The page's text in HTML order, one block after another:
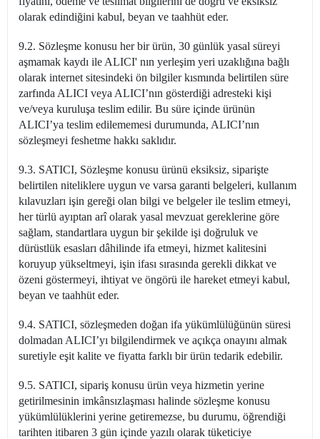
olarak edindiğini kabul, beyan ve taahhüt eder.
9.2. Sözleşme konusu her bir ürün, 30 günlük yasal süreyi
aşmamak kaydı ile ALICI' nın yerleşim yeri uzaklığına bağlı
olarak internet sitesindeki ön bilgiler kısmında belirtilen süre
zarfında ALICI veya ALICI’nın gösterdiği adresteki kişi
ve/veya kuruluşa teslim edilir. Bu süre içinde ürünün
ALICI’ya teslim edilememesi durumunda, ALICI’nın
sözleşmeyi feshetme hakkı saklıdır.
9.3. SATICI, Sözleşme konusu ürünü eksiksiz, siparişte
belirtilen niteliklere uygun ve varsa garanti belgeleri, kullanım
kılavuzları işin gereği olan bilgi ve belgeler ile teslim etmeyi,
her türlü ayıptan arî olarak yasal mevzuat gereklerine göre
sağlam, standartlara uygun bir şekilde işi doğruluk ve
dürüstlük esasları dâhilinde ifa etmeyi, hizmet kalitesini
koruyup yükseltmeyi, işin ifası sırasında gerekli dikkat ve
özeni göstermeyi, ihtiyat ve öngörü ile hareket etmeyi kabul,
beyan ve taahhüt eder.
9.4. SATICI, sözleşmeden doğan ifa yükümlülüğünün süresi
dolmadan ALICI’yı bilgilendirmek ve açıkça onayını almak
suretiyle eşit kalite ve fiyatta farklı bir ürün tedarik edebilir.
9.5. SATICI, sipariş konusu ürün veya hizmetin yerine
getirilmesinin imkânsızlaşması halinde sözleşme konusu
yükümlülüklerini yerine getiremezse, bu durumu, öğrendiği
tarihten itibaren 3 gün içinde yazılı olarak tüketiciye